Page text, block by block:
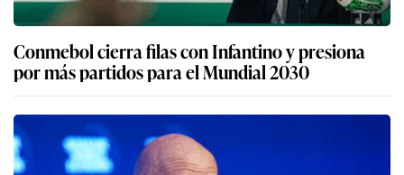
Conmebol cierra filas con Infantino y presiona
por más partidos para el Mundial 2030